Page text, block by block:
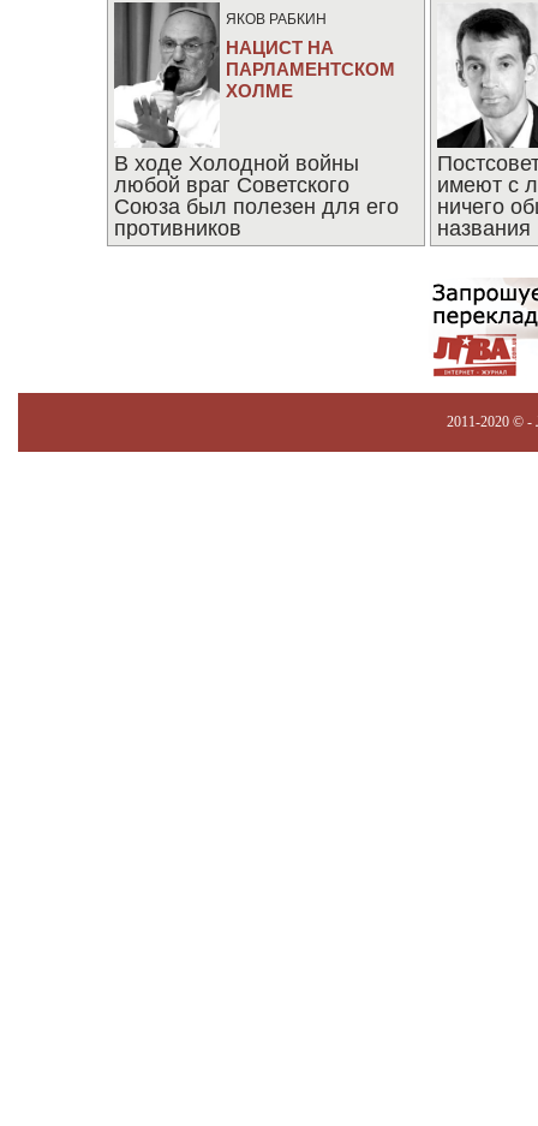
ЯКОВ РАБКИН
НАЦИСТ НА
ПАРЛАМЕНТСКОМ
ХОЛМЕ
В ходе Холодной войны
любой враг Советского
Союза был полезен для его
противников
имеют с
ничего
названия
2011-2020 © -